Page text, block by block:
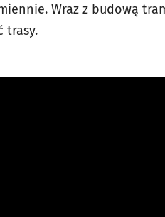
Wraz z budową
trasy.